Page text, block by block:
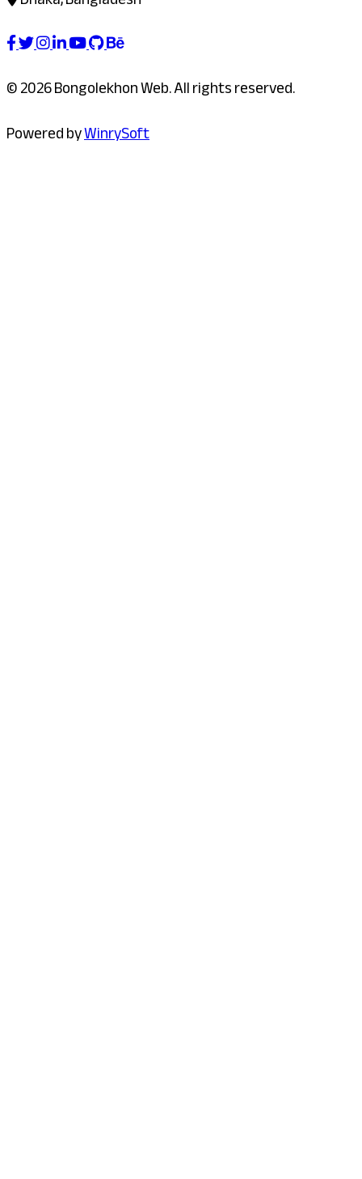
© 2026 Bongolekhon Web. All rights reserved.
Powered byWinrySoft